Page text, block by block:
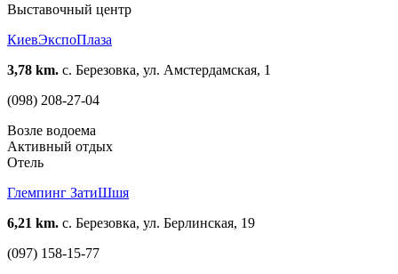
Выставочный центр
КиевЭкспоПлаза
3,78 km. с. Березовка, ул. Амстердамская, 1
(098) 208-27-04
Возле водоема
Активный отдых
Отель
Глемпинг ЗатиШшя
6,21 km. с. Березовка, ул. Берлинская, 19
(097) 158-15-77